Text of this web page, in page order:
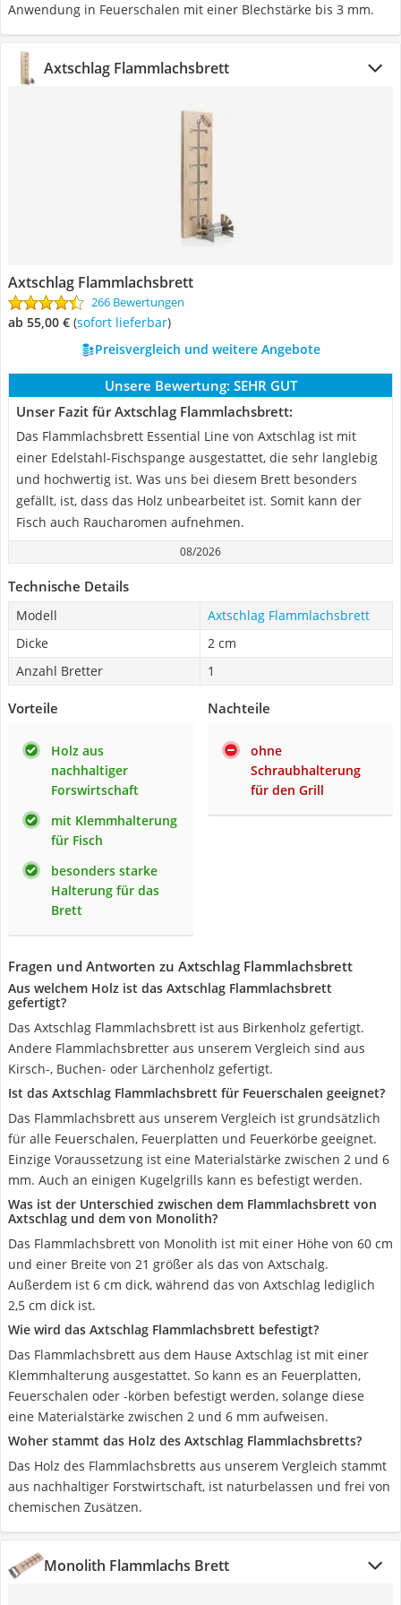
Anwendung in Feuerschalen mit einer Blechstärke bis 3 mm.
Axtschlag Flammlachsbrett
Axtschlag Flammlachsbrett
266 Bewertungen
ab 55,00 € ( Sofort lieferbar)
Preisvergleich und weitere Angebote
Unsere Bewertung: SEHR GUT
Unser Fazit für Axtschlag Flammlachsbrett:
Das Flammlachsbrett Essential Line von Axtschlag ist mit
einer Edelstahl-Fischspange ausgestattet, die sehr langlebig
und hochwertig ist. Was uns bei diesem Brett besonders
gefällt, ist, dass das Holz unbearbeitet ist. Somit kann der
Fisch auch Raucharomen aufnehmen.
08/2026
Technische Details
Modell
Axtschlag Flammlachsbrett
Dicke
2 cm
Anzahl Bretter
1
Vorteile
Holz aus
nachhaltiger
Forswirtschaft
mit Klemmhalterung
für Fisch
besonders starke
Halterung für das
Brett
Nachteile
ohne
Schraubhalterung
für den Grill
Fragen und Antworten zu Axtschlag Flammlachsbrett
Aus welchem Holz ist das Axtschlag Flammlachsbrett
gefertigt?
Das Axtschlag Flammlachsbrett ist aus Birkenholz gefertigt.
Andere Flammlachsbretter aus unserem Vergleich sind aus
Kirsch-, Buchen- oder Lärchenholz gefertigt.
Ist das Axtschlag Flammlachsbrett für Feuerschalen geeignet?
Das Flammlachsbrett aus unserem Vergleich ist grundsätzlich
für alle Feuerschalen, Feuerplatten und Feuerkörbe geeignet.
Einzige Voraussetzung ist eine Materialstärke zwischen 2 und 6
mm. Auch an einigen Kugelgrills kann es befestigt werden.
Was ist der Unterschied zwischen dem Flammlachsbrett von
Axtschlag und dem von Monolith?
Das Flammlachsbrett von Monolith ist mit einer Höhe von 60 cm
und einer Breite von 21 größer als das von Axtschalg.
Außerdem ist 6 cm dick, während das von Axtschlag lediglich
2,5 cm dick ist.
Wie wird das Axtschlag Flammlachsbrett befestigt?
Das Flammlachsbrett aus dem Hause Axtschlag ist mit einer
Klemmhalterung ausgestattet. So kann es an Feuerplatten,
Feuerschalen oder -körben befestigt werden, solange diese
eine Materialstärke zwischen 2 und 6 mm aufweisen.
Woher stammt das Holz des Axtschlag Flammlachsbretts?
Das Holz des Flammlachsbretts aus unserem Vergleich stammt
aus nachhaltiger Forstwirtschaft, ist naturbelassen und frei von
chemischen Zusätzen.
Monolith Flammlachs Brett